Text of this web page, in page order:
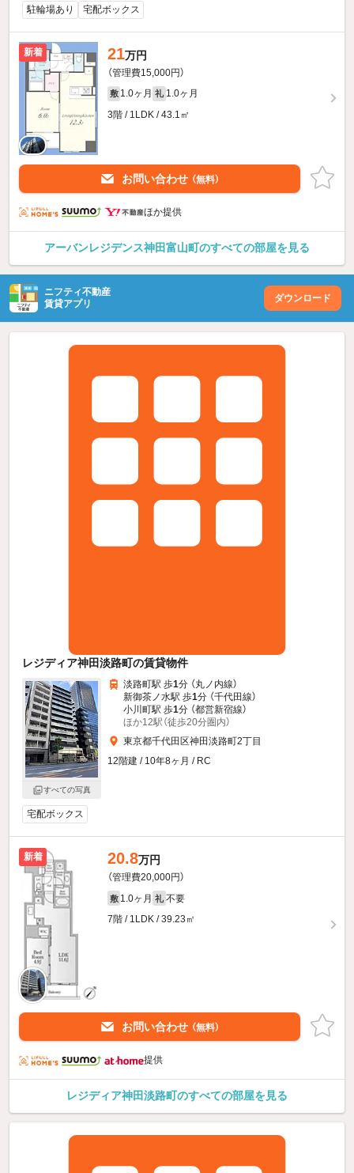
駐輪場あり 宅配ボックス
新着 21万円
（管理費15,000円）
敷 1.0ヶ月 礼 1.0ヶ月
3階 / 1LDK / 43.1㎡
お問い合わせ （無料）
ほか提供
アーバンレジデンス神田富山町のすべての部屋を見る
ニフティ不動産
賃貸アプリ
ダウンロード
レジディア神田淡路町の賃貸物件
すべての写真
淡路町駅 歩1分 （丸ノ内線）
新御茶ノ水駅 歩1分 （千代田線）
小川町駅 歩1分 （都営新宿線）
ほか12駅（徒歩20分圏内）
東京都千代田区神田淡路町2丁目
12階建 / 10年8ヶ月 / RC
宅配ボックス
新着 20.8万円
（管理費20,000円）
敷 1.0ヶ月 礼 不要
7階 / 1LDK / 39.23㎡
お問い合わせ （無料）
提供
レジディア神田淡路町のすべての部屋を見る